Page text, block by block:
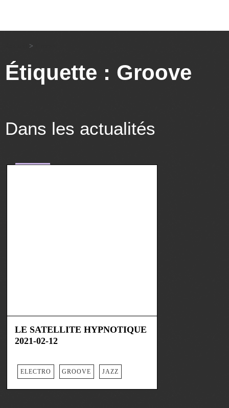
>
Étiquette : Groove
Dans les actualités
LE SATELLITE HYPNOTIQUE
2021-02-12
ELECTRO GROOVE JAZZ